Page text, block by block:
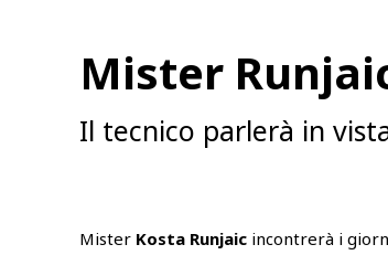
Mister
Il tecnico parlerà in
Mister Kosta Runjaic incontrerà i